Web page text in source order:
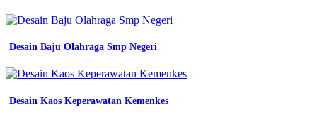
Desain Baju Olahraga Smp Negeri
Desain Kaos Keperawatan Kemenkes